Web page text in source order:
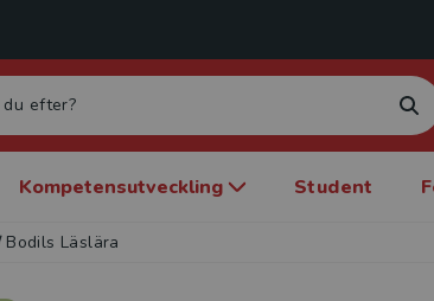
Kompetensutveckling Student
Bodils Läslära